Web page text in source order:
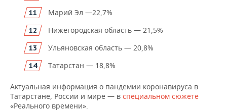
Марий Эл —22,7%
Нижегородская область — 21,5%
Ульяновская область — 20,8%
Татарстан — 18,8%
Актуальная информация о пандемии коронавируса в
Татарстане, России и мире — в специальном сюжете
«Реального времени».